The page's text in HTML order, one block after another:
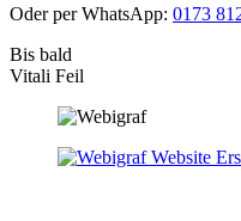
Oder per WhatsApp: 0173
Bis bald
Vitali Feil